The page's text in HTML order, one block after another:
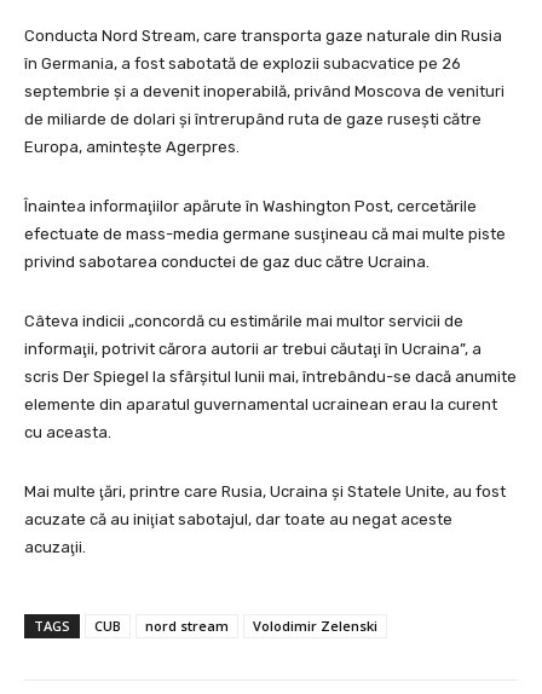
Conducta Nord Stream, care transporta gaze naturale din Rusia
în Germania, a fost sabotată de explozii subacvatice pe 26
septembrie şi a devenit inoperabilă, privând Moscova de venituri
de miliarde de dolari şi întrerupând ruta de gaze ruseşti către
Europa, amintește Agerpres.
Înaintea informaţiilor apărute în Washington Post, cercetările
efectuate de mass-media germane susţineau că mai multe piste
privind sabotarea conductei de gaz duc către Ucraina.
Câteva indicii „concordă cu estimările mai multor servicii de
informaţii, potrivit cărora autorii ar trebui căutaţi în Ucraina”, a
scris Der Spiegel la sfârşitul lunii mai, întrebându-se dacă anumite
elemente din aparatul guvernamental ucrainean erau la curent
cu aceasta.
Mai multe ţări, printre care Rusia, Ucraina şi Statele Unite, au fost
acuzate că au iniţiat sabotajul, dar toate au negat aceste
acuzaţii.
TAGS CUB nord stream Volodimir Zelenski